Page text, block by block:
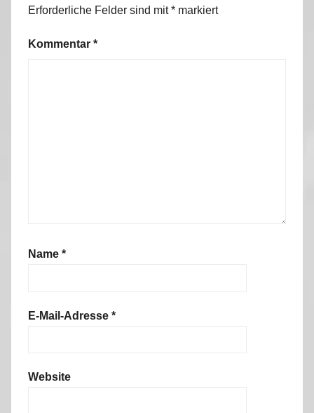
Erforderliche Felder sind mit* markiert
Kommentar *
Name *
E-Mail-Adresse *
Website